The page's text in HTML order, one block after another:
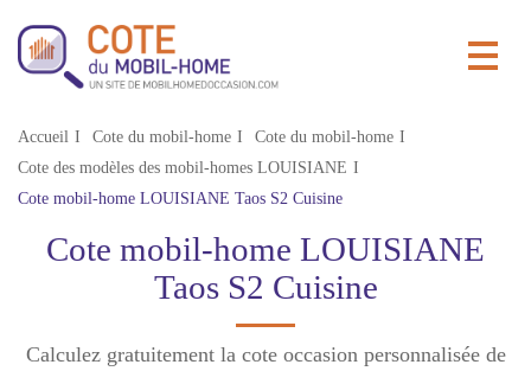
Accueil Cote du mobil-home
Cote du mobil-home
Cote des modèles des mobil-homes LOUISIANE
Cote mobil-home LOUISIANE Taos S2 Cuisine
Cote mobil-home LOUISIANE
Taos S2 Cuisine
Calculez gratuitement la cote occasion personnalisée de